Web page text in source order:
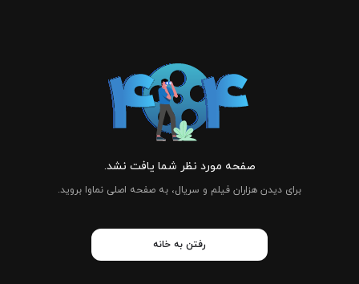
صفحه مورد نظر شما یافت نشد.
برای دیدن هزاران فیلم و سریال، به صفحه اصلی نماوا بروید.
رفتن به خانه